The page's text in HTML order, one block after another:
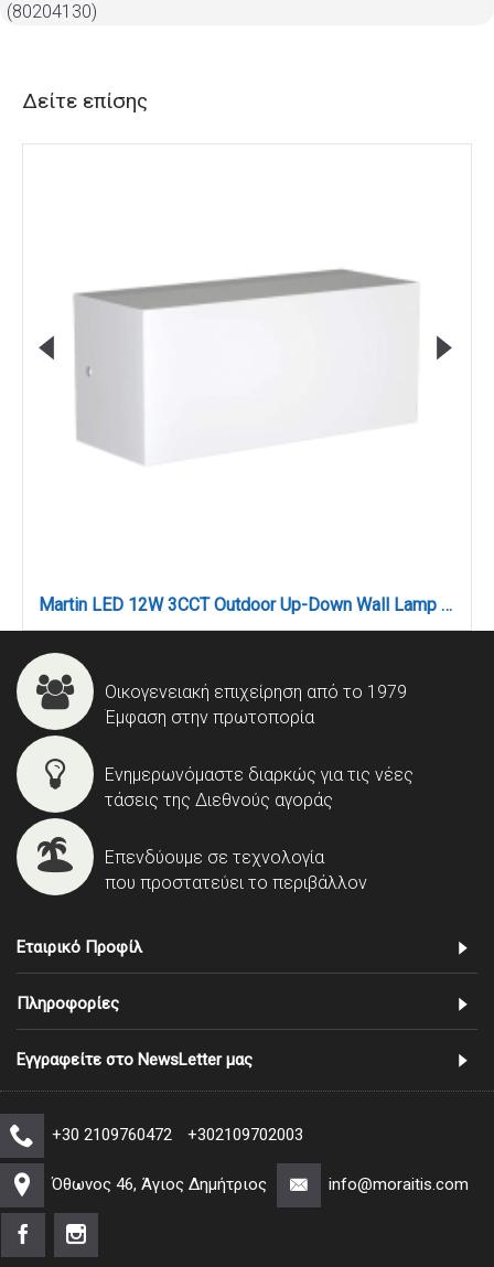
(80204130)
Δείτε επίσης
Martin LED 12W 3CCT Outdoor Up-Down Wall Lamp White D:22cmx9cm (80200720)
Οικογενειακή επιχείρηση από το 1979
Έμφαση στην πρωτοπορία
Ενημερωνόμαστε διαρκώς για τις νέες
τάσεις της Διεθνούς αγοράς
Επενδύουμε σε τεχνολογία
που προστατεύει το περιβάλλον
Εταιρικό Προφίλ
Πληροφορίες
Εγγραφείτε στο NewsLetter μας
+30 2109760472 +302109702003
Όθωνος 46, Άγιος Δημήτριος info@moraitis.com